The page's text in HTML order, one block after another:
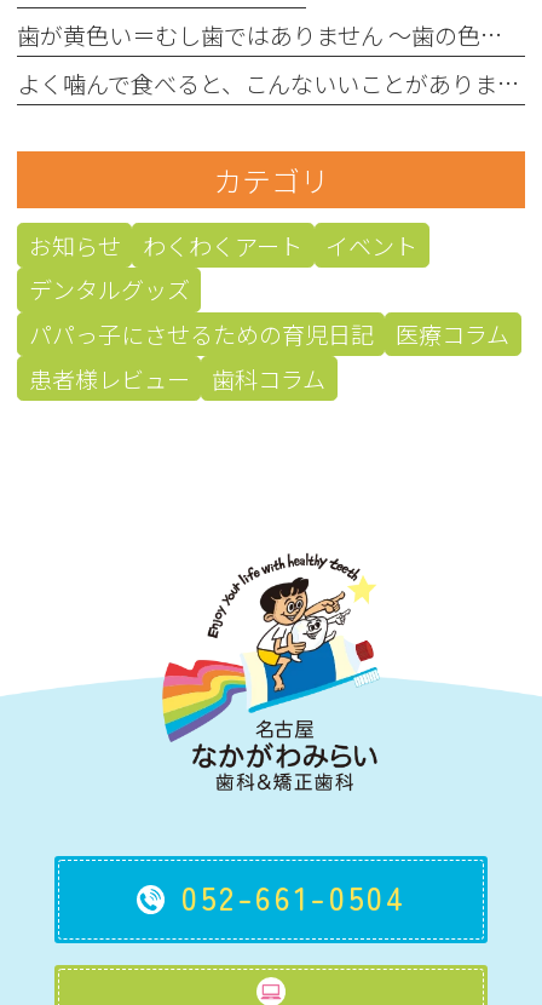
歯が黄色い＝むし歯ではありません 〜歯の色にはさまざまな原因があります〜
よく噛んで食べると、こんないいことがあります！
カテゴリ
お知らせ わくわくアート
イベント
デンタルグッズ
パパっ子にさせるための育児日記
医療コラム
患者様レビュー
歯科コラム
052-661-0504